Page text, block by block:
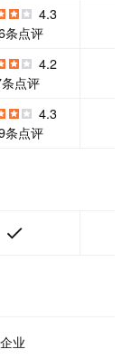
。作为简
的现代设
Canva始
通过技术
计的平民
户和企业
成本，提
率和协作
业还是中
远程办公
四倍的增
4.3
条点评
4.2
点评
4.3
条点评
业